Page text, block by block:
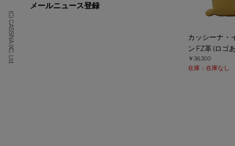
(C) CASSINA IXC. Ltd.
カッシーナ・
ン FZ革 (ロゴ
￥36,300
在庫：在庫なし
メールニュース登録